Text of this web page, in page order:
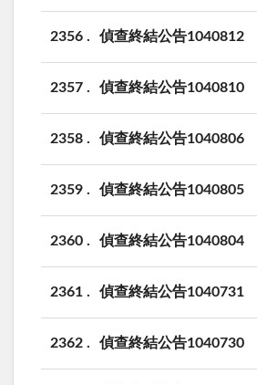
2356 偵查終結公告1040812
2357 偵查終結公告1040810
2358 偵查終結公告1040806
2359 偵查終結公告1040805
2360 偵查終結公告1040804
2361 偵查終結公告1040731
2362 偵查終結公告1040730